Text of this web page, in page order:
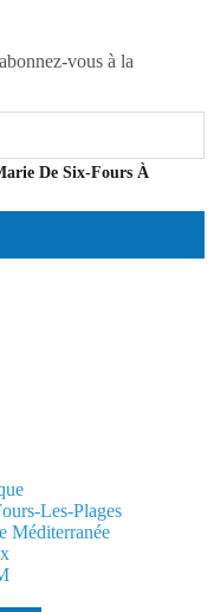
vous à la
De Six-Fours À
Les-Plages
Méditerranée